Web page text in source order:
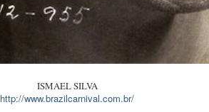
ISMAEL SILVA
http://www.brazilcarnival.com.br/